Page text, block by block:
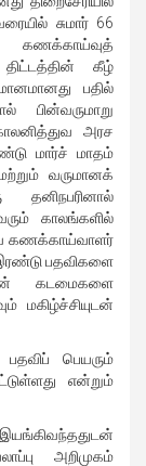
சுமார் 66
கணக்காய்வுத்
கீழ்
பதில்
பின்வருமாறு
அரச
மார்ச் மாதம்
வருமானக்
காலங்களில்
கணக்காய்வாளர்
பதவிகளை
கடமைகளை
மகிழ்ச்சியுடன்
பெயரும்
என்றும்
அறிமுகம்